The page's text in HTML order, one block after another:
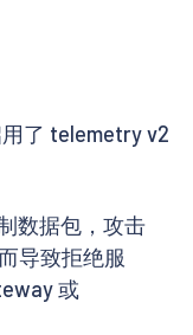
了 telemetry v2
数据包，攻击
导致拒绝服
或